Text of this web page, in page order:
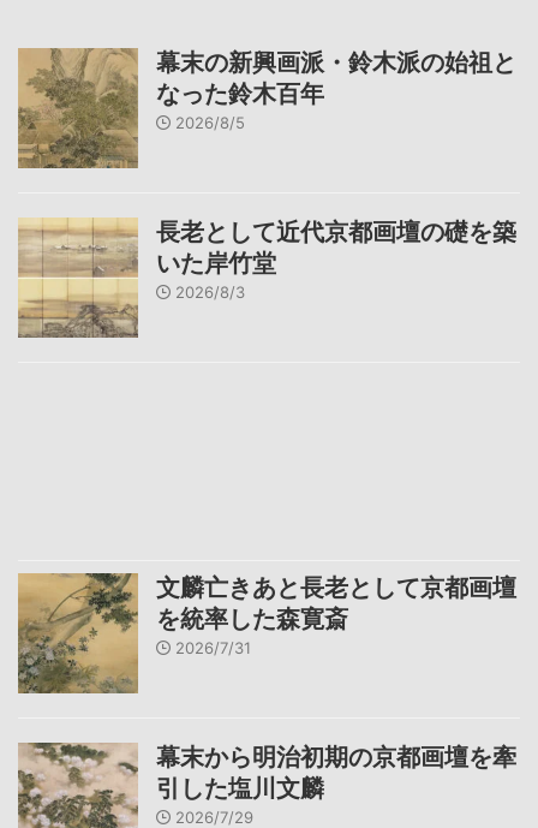
幕末の新興画派・鈴木派の始祖と
なった鈴木百年
2026/8/5
長老として近代京都画壇の礎を築
いた岸竹堂
2026/8/3
文麟亡きあと長老として京都画壇
を統率した森寛斎
2026/7/31
幕末から明治初期の京都画壇を牽
引した塩川文麟
2026/7/29